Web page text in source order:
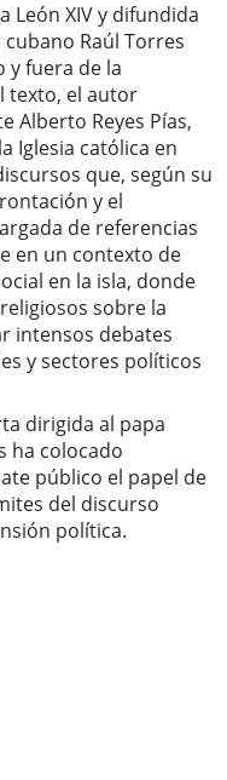
León XIV y difundida
Raúl Torres
y fuera de la
texto, el autor
Alberto Reyes Pías,
Iglesia católica en
que, según su
y el
de referencias
en un contexto de
en la isla, donde
sobre la
intensos debates
y sectores políticos
dirigida al papa
ha colocado
público el papel de
del discurso
política.